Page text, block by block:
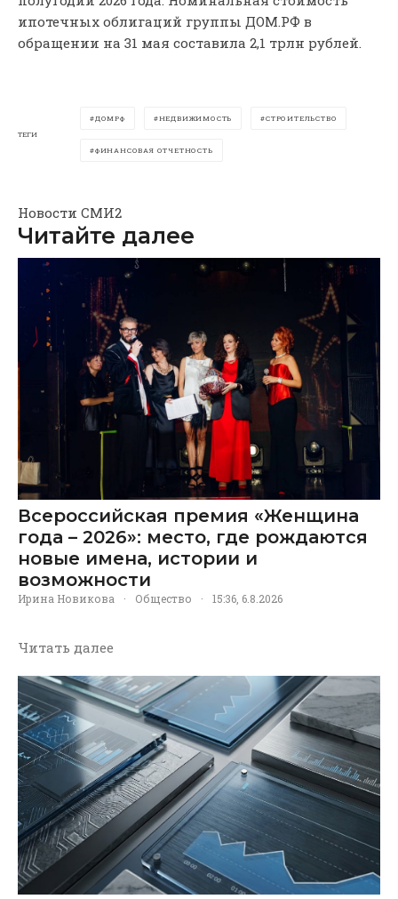
ипотечных облигаций группы ДОМ.РФ в
обращении на 31 мая составила 2,1 трлн рублей.
ТЕГИ
ДОМРФ НЕДВИЖИМОСТЬ СТРОИТЕЛЬСТВО
ФИНАНСОВАЯ ОТЧЕТНОСТЬ
Новости СМИ2
Читайте далее
Всероссийская премия «Женщина
года – 2026»: место, где рождаются
новые имена, истории и
возможности
Ирина Новикова · Общество · 15:36, 6.8.2026
Читать далее